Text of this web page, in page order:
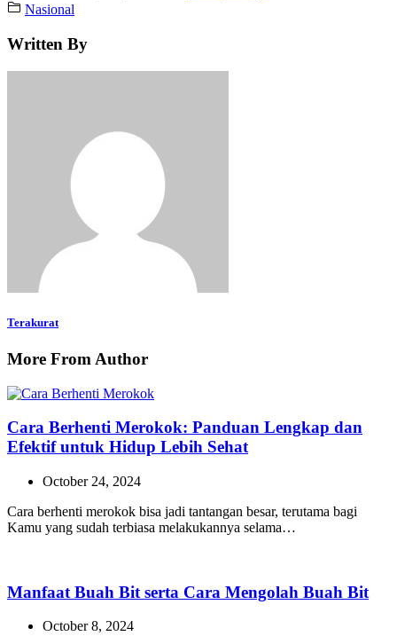
Nasional
Written By
Terakurat
More From Author
Cara Berhenti Merokok: Panduan Lengkap dan
Efektif untuk Hidup Lebih Sehat
October 24, 2024
Cara berhenti merokok bisa jadi tantangan besar, terutama bagi
Kamu yang sudah terbiasa melakukannya selama…
Manfaat Buah Bit serta Cara Mengolah Buah Bit
October 8, 2024